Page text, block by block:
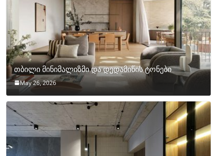
თბილი მინიმალიზმი და დედამიწის ტონები
May 26, 2026